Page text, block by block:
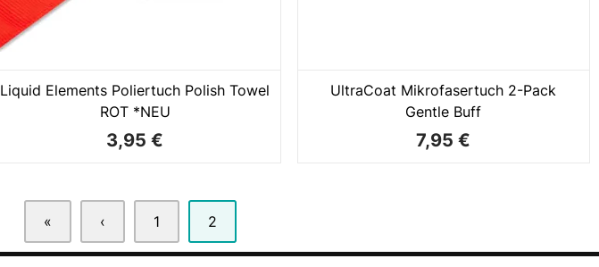
Liquid Elements Poliertuch Polish Towel
ROT *NEU
3,95 €
UltraCoat Mikrofasertuch 2-Pack
Gentle Buff
7,95 €
« ‹ 1 2